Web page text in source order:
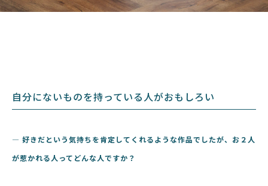
自分にないものを持っている人がおもしろい
― 好きだという気持ちを肯定してくれるような作品でしたが、お２人
が惹かれる人ってどんな人ですか？